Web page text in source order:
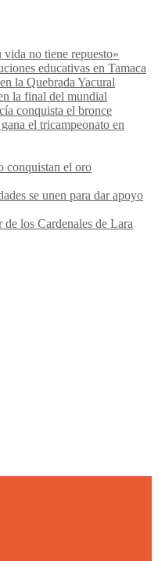
no tiene repuesto»
educativas en Tamaca
la Quebrada Yacural
la final del mundial
conquista el bronce
el tricampeonato en
conquistan el oro
se unen para dar apoyo
los Cardenales de Lara